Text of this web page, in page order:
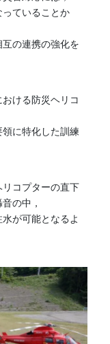
ていることか
の連携の強化を
ける防災ヘリコ
に特化した訓練
コプターの直下
の中，
が可能となるよ